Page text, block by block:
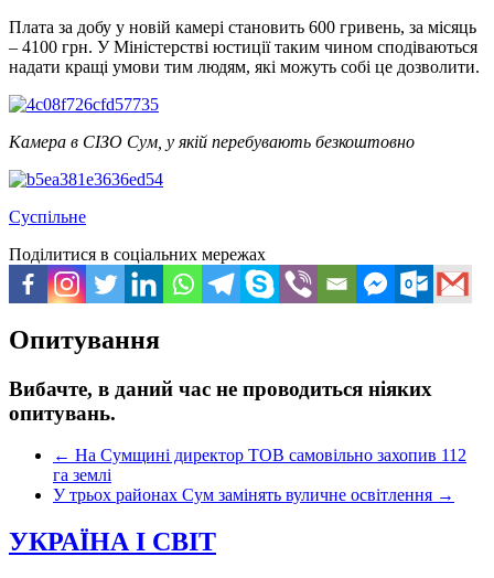
Плата за добу у новій камері становить 600 гривень, за місяць
– 4100 грн. У Міністерстві юстиції таким чином сподіваються
надати кращі умови тим людям, які можуть собі це дозволити.
Камера в СІЗО Сум, у якій перебувають безкоштовно
Суспільне
Поділитися в соціальних мережах
Опитування
Вибачте, в даний час не проводиться ніяких
опитувань.
← На Сумщині директор ТОВ самовільно захопив 112
га землі
У трьох районах Сум замінять вуличне освітлення →
УКРАЇНА І СВІТ